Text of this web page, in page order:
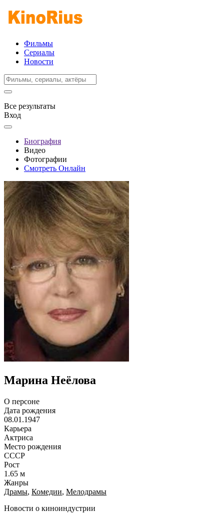
Фильмы
Сериалы
Новости
Все результаты
Вход
Биография
Видео
Фотографии
Смотреть Онлайн
Марина Неёлова
О персоне
Дата рождения
08.01.1947
Карьера
Актриса
Место рождения
СССР
Рост
1.65 м
Жанры
Драмы, Комедии, Мелодрамы
Новости о киноиндустрии